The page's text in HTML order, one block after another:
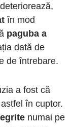
în mod
paguba a
dată de
de întrebare.
a fost că
astfel în cuptor.
numai pe